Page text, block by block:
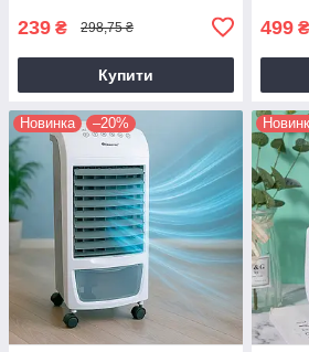
239 ₴ 298,75 ₴
Купити
499 ₴
Новинка –20%